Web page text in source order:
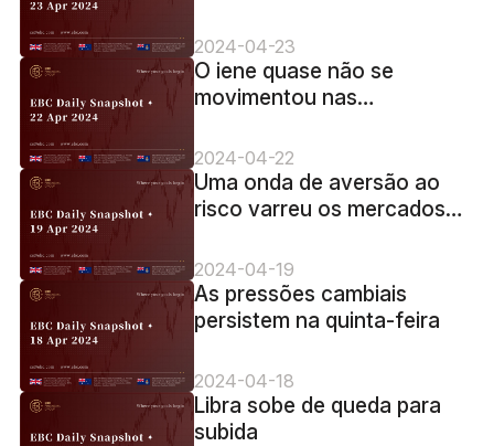
2024-04-23
O iene quase não se
movimentou nas
segunda-feira
2024-04-22
Uma onda de aversão ao
risco varreu os mercados
2024-04-19
As pressões cambiais
persistem na quinta-feira
2024-04-18
Libra sobe de queda para
subida